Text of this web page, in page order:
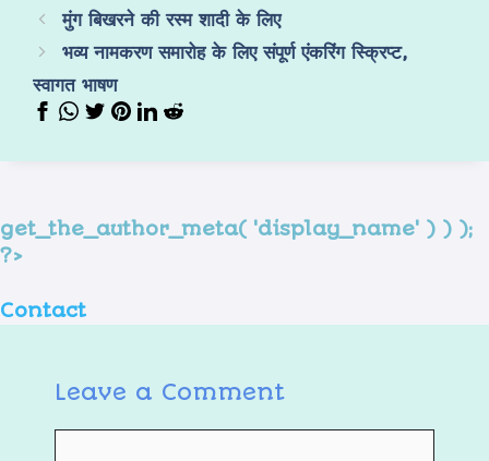
मुंग बिखरने की रस्म शादी के लिए
भव्य नामकरण समारोह के लिए संपूर्ण एंकरिंग स्क्रिप्ट,
स्वागत भाषण
get_the_author_meta( 'display_name' ) ) );
?>
Contact
Leave a Comment